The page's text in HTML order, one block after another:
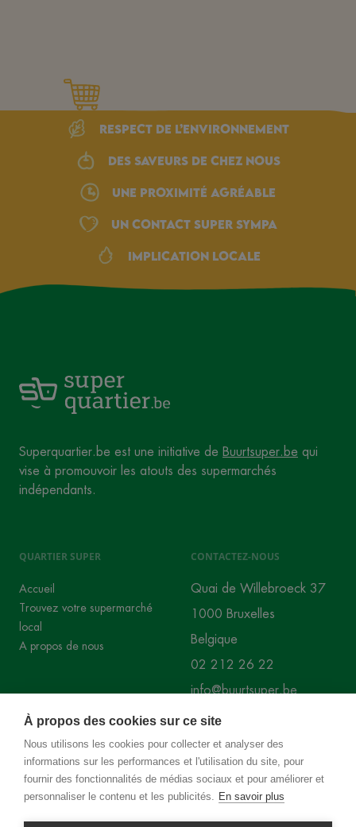
À propos des cookies sur ce site
Nous utilisons les cookies pour collecter et analyser des
informations sur les performances et l'utilisation du site, pour
fournir des fonctionnalités de médias sociaux et pour améliorer et
personnaliser le contenu et les publicités. En savoir plus
Respect de l’environnement
Des saveurs de chez nous
une proximité agréable
Un Contact Super Sympa
Implication locale
Superquartier.be est une initiative de Buurtsuper.be qui
vise à promouvoir les atouts des supermarchés
indépendants.
QUARTIER SUPER
Accueil
Trouvez votre supermarché
local
A propos de nous
CONTACTEZ-NOUS
Quai de Willebroeck 37
1000 Bruxelles
Belgique
02 212 26 22
info@buurtsuper.be
RÉSEAUX SOCIAUX
Instagram Facebook